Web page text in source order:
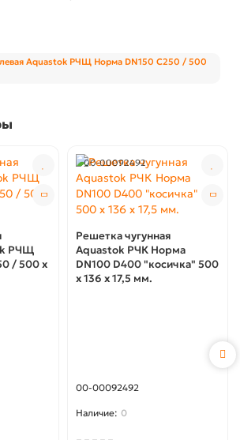
Aquastok РЧЩ Норма DN150 C250 / 500
РЧЩ
/ 500 х
00-00092492
Решетка чугунная
Aquastok РЧК Норма
DN100 D400 "косичка" 500
x 136 x 17,5 мм.
00-00092492
0